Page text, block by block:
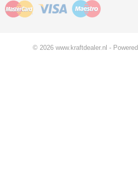
© 2026 www.kraftdealer.nl -